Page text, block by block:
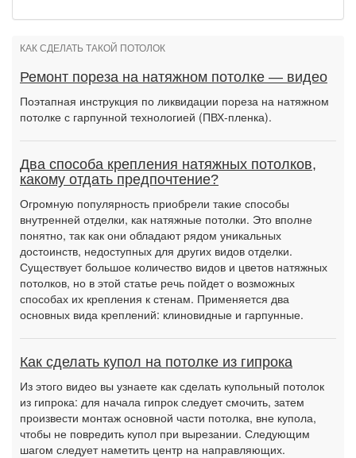
КАК СДЕЛАТЬ ТАКОЙ ПОТОЛОК
Ремонт пореза на натяжном потолке — видео
Поэтапная инструкция по ликвидации пореза на натяжном
потолке с гарпунной технологией (ПВХ-пленка).
Два способа крепления натяжных потолков,
какому отдать предпочтение?
Огромную популярность приобрели такие способы
внутренней отделки, как натяжные потолки. Это вполне
понятно, так как они обладают рядом уникальных
достоинств, недоступных для других видов отделки.
Существует большое количество видов и цветов натяжных
потолков, но в этой статье речь пойдет о возможных
способах их крепления к стенам. Применяется два
основных вида креплений: клиновидные и гарпунные.
Как сделать купол на потолке из гипрока
Из этого видео вы узнаете как сделать купольный потолок
из гипрока: для начала гипрок следует смочить, затем
произвести монтаж основной части потолка, вне купола,
чтобы не повредить купол при вырезании. Следующим
шагом следует наметить центр на направляющих.